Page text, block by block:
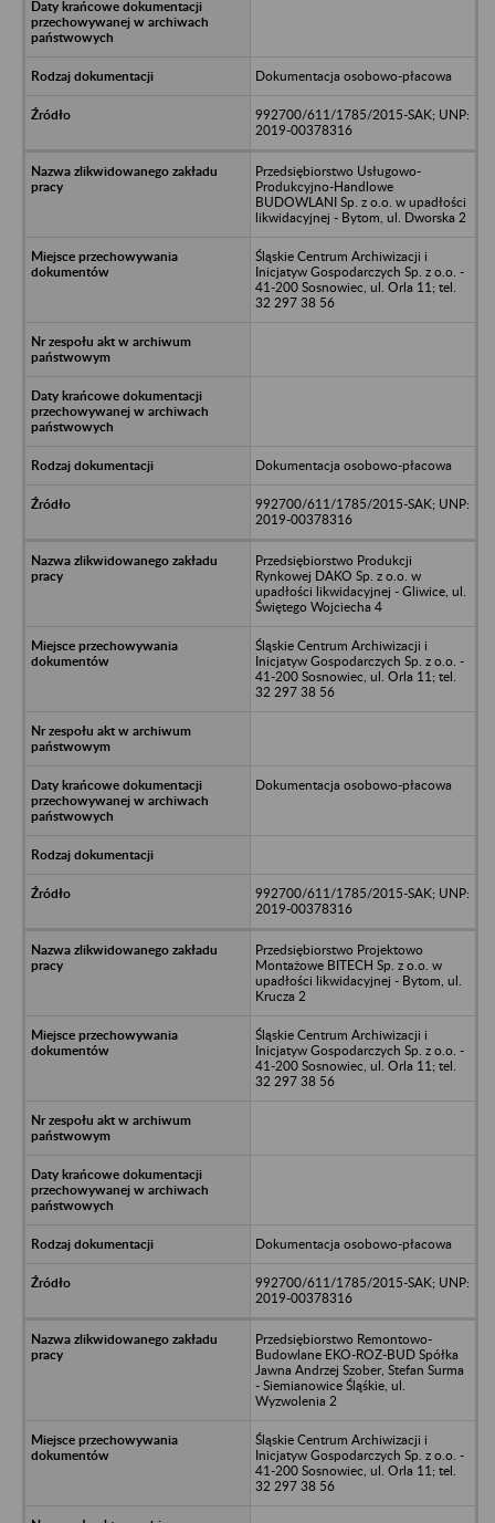
Dokumentacja osobowo-płacowa
992700/611/1785/2015-SAK; UNP:
2019-00378316
Przedsiębiorstwo Usługowo-
Produkcyjno-Handlowe
BUDOWLANI Sp. z o.o. w upadłości
likwidacyjnej - Bytom, ul. Dworska 2
Śląskie Centrum Archiwizacji i
Inicjatyw Gospodarczych Sp. z o.o. -
41-200 Sosnowiec, ul. Orla 11; tel.
32 297 38 56
Dokumentacja osobowo-płacowa
992700/611/1785/2015-SAK; UNP:
2019-00378316
Przedsiębiorstwo Produkcji
Rynkowej DAKO Sp. z o.o. w
upadłości likwidacyjnej - Gliwice, ul.
Świętego Wojciecha 4
Śląskie Centrum Archiwizacji i
Inicjatyw Gospodarczych Sp. z o.o. -
41-200 Sosnowiec, ul. Orla 11; tel.
32 297 38 56
Dokumentacja osobowo-płacowa
992700/611/1785/2015-SAK; UNP:
2019-00378316
Przedsiębiorstwo Projektowo
Montażowe BITECH Sp. z o.o. w
upadłości likwidacyjnej - Bytom, ul.
Krucza 2
Śląskie Centrum Archiwizacji i
Inicjatyw Gospodarczych Sp. z o.o. -
41-200 Sosnowiec, ul. Orla 11; tel.
32 297 38 56
Dokumentacja osobowo-płacowa
992700/611/1785/2015-SAK; UNP:
2019-00378316
Przedsiębiorstwo Remontowo-
Budowlane EKO-ROZ-BUD Spółka
Jawna Andrzej Szober, Stefan Surma
- Siemianowice Śląśkie, ul.
Wyzwolenia 2
Śląskie Centrum Archiwizacji i
Inicjatyw Gospodarczych Sp. z o.o. -
41-200 Sosnowiec, ul. Orla 11; tel.
32 297 38 56